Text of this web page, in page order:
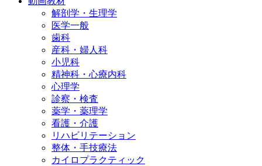
解剖学・生理学
医学一般
歯科
産科・婦人科
小児科
精神科・心療内科
心理学
診察・検査
薬学・薬理学
看護・介護
リハビリテーション
整体・手技療法
カイロプラクティック